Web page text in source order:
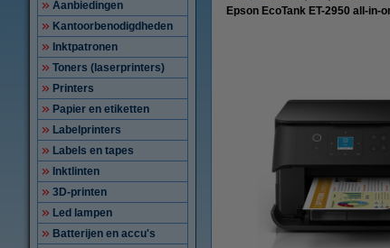
Aanbiedingen
Kantoorbenodigdheden
Inktpatronen
Toners (laserprinters)
Printers
Papier en etiketten
Labelprinters
Labels en tapes
Inktlinten
3D-printen
Led lampen
Batterijen en accu's
Epson EcoTank ET-2950 all-